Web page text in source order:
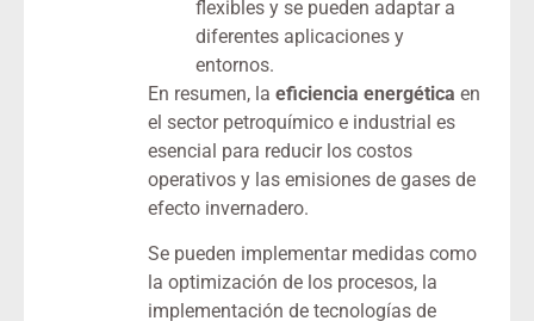
flexibles y se pueden adaptar a
diferentes aplicaciones y
entornos.
En resumen, la eficiencia energética en
el sector petroquímico e industrial es
esencial para reducir los costos
operativos y las emisiones de gases de
efecto invernadero.
Se pueden implementar medidas como
la optimización de los procesos, la
implementación de tecnologías de